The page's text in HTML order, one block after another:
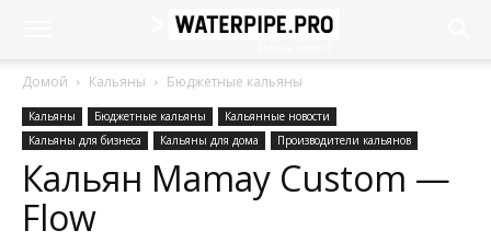
Домой Кальяны Бюджетные кальяны
Кальяны Бюджетные кальяны
Кальянные новости
Кальяны для бизнеса
Кальяны для дома Производители кальянов
Кальян Mamay Custom —
Flow